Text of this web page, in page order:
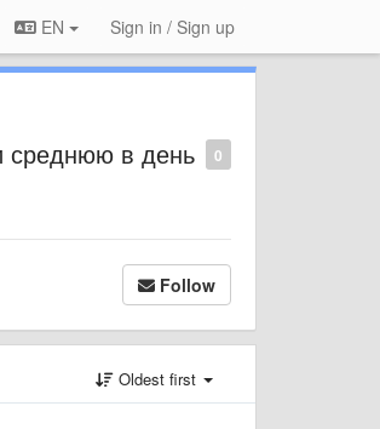
EN Sign in / Sign up
0
среднюю в день
Follow
Oldest first